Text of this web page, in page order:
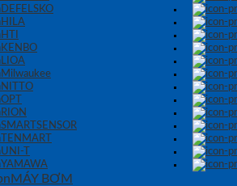
DEFELSKO
HILA
HTI
KENBO
LIOA
Milwaukee
NITTO
OPT
RION
SMARTSENSOR
TENMART
UNI-T
YAMAWA
MÁY BƠM